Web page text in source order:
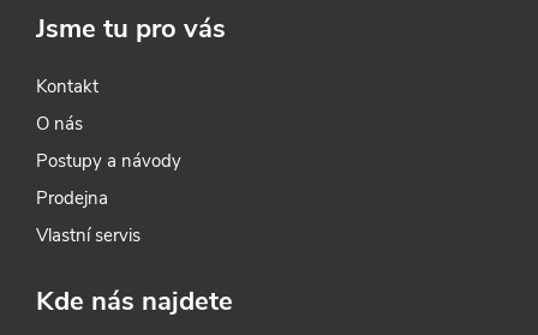
Jsme tu pro vás
Kontakt
O nás
Postupy a návody
Prodejna
Vlastní servis
Kde nás najdete